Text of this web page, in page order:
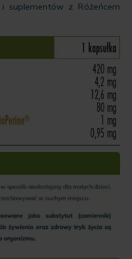
suplementów z Różeńcem